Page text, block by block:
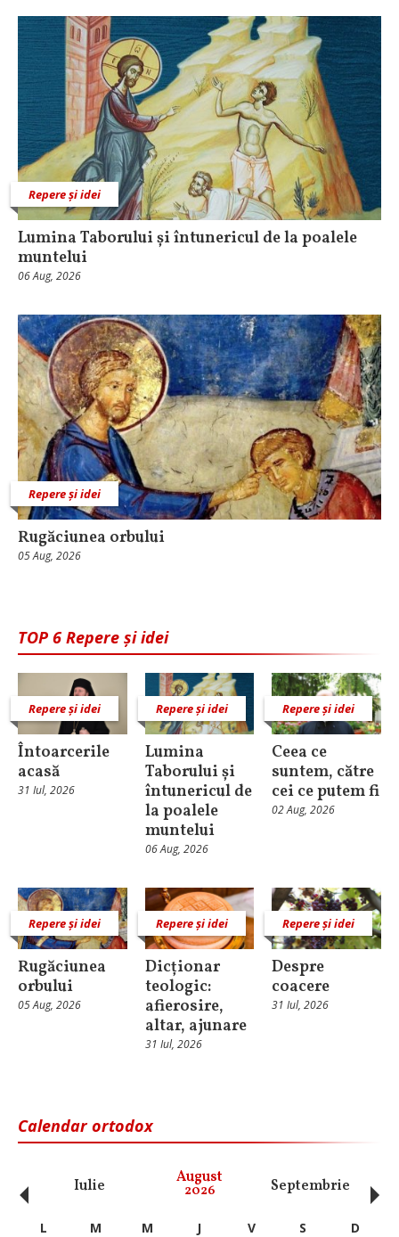
Repere și idei
Lumina Taborului și întunericul de la poalele
muntelui
06 Aug, 2026
Repere și idei
Rugăciunea orbului
05 Aug, 2026
TOP 6 Repere și idei
Repere și idei
Întoarcerile
acasă
31 Iul, 2026
Repere și idei
Lumina
Taborului și
întunericul de
la poalele
muntelui
06 Aug, 2026
Repere și idei
Ceea ce
suntem, către
cei ce putem fi
02 Aug, 2026
Repere și idei
Rugăciunea
orbului
05 Aug, 2026
Repere și idei
Dicționar
teologic:
afierosire,
altar, ajunare
31 Iul, 2026
Repere și idei
Despre
coacere
31 Iul, 2026
Calendar ortodox
Iulie August
2026 Septembrie
‹ L M M J V S
D